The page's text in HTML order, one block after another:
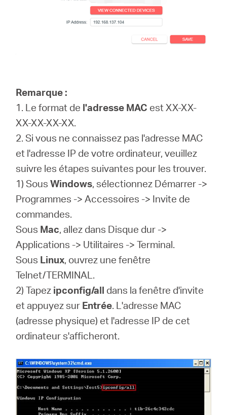
Remarque :
1. Le format de l'adresse MAC est XX-XX-
XX-XX-XX-XX.
2. Si vous ne connaissez pas l'adresse MAC
et l'adresse IP de votre ordinateur, veuillez
suivre les étapes suivantes pour les trouver.
1) SousWindows, sélectionnez Démarrer ->
Programmes -> Accessoires -> Invite de
commandes.
Sous Mac, allez dans Disque dur ->
Applications -> Utilitaires -> Terminal.
Sous Linux, ouvrez une fenêtre
Telnet/TERMINAL.
2) Tapez ipconfig/all dans la fenêtre d'invite
et appuyez sur Entrée. L'adresse MAC
(adresse physique) et l'adresse IP de cet
ordinateur s'afficheront.